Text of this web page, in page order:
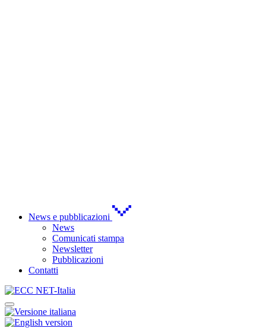
News e pubblicazioni
News
Comunicati stampa
Newsletter
Pubblicazioni
Contatti